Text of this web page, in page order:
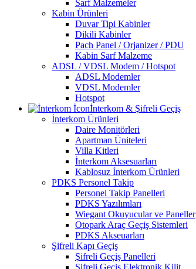
Sarf Malzemeler
Kabin Ürünleri
Duvar Tipi Kabinler
Dikili Kabinler
Pach Panel / Orjanizer / PDU
Kabin Sarf Malzeme
ADSL / VDSL Modem / Hotspot
ADSL Modemler
VDSL Modemler
Hotspot
İnterkom & Şifreli Geçiş
İnterkom Ürünleri
Daire Monitörleri
Apartman Üniteleri
Villa Kitleri
İnterkom Aksesuarları
Kablosuz İnterkom Ürünleri
PDKS Personel Takip
Personel Takip Panelleri
PDKS Yazılımları
Wiegant Okuyucular ve Paneller
Otopark Araç Geçiş Sistemleri
PDKS Akseuarları
Şifreli Kapı Geçiş
Şifreli Geçiş Panelleri
Şifreli Geçiş Elektronik Kilit